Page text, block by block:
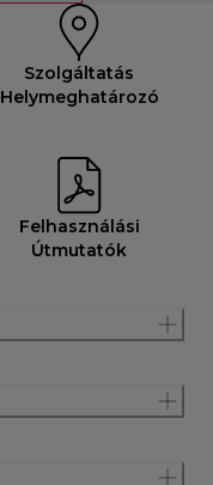
Szolgáltatás
Helymeghatározó
Felhasználási
Útmutatók